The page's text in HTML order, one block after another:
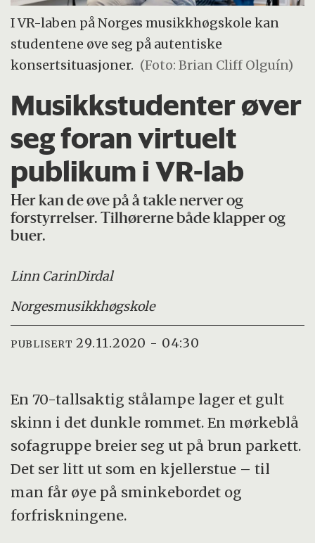
I VR-laben på Norges musikkhøgskole kan
studentene øve seg på autentiske
konsertsituasjoner. (Foto: Brian Cliff Olguín)
Musikkstudenter øver
seg foran virtuelt
publikum i VR-lab
Her kan de øve på å takle nerver og
forstyrrelser. Tilhørerne både klapper og
buer.
Linn CarinDirdal
Norgesmusikkhøgskole
PUBLISERT 29.11.2020 - 04:30
En 70-tallsaktig stålampe lager et gult
skinn i det dunkle rommet. En mørkeblå
sofagruppe breier seg ut på brun parkett.
Det ser litt ut som en kjellerstue – til
man får øye på sminkebordet og
forfriskningene.